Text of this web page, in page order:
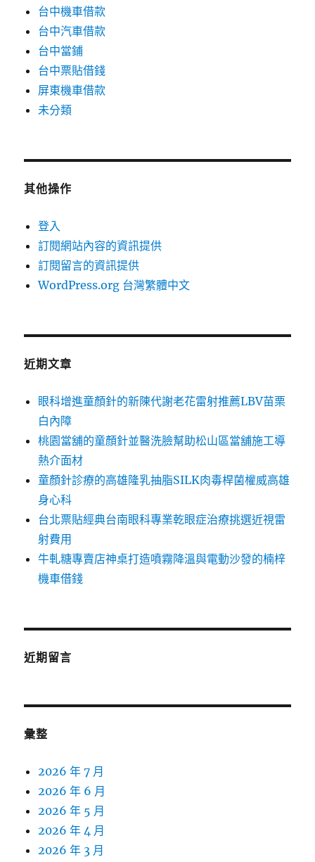
台中機車借款
台中汽車借款
台中當鋪
台中票貼借錢
屏東機車借款
未分類
其他操作
登入
訂閱網站內容的資訊提供
訂閱留言的資訊提供
WordPress.org 台灣繁體中文
近期文章
眼科增進童顏針的新陳代謝老花雷射推薦LBV苗栗
白內障
桃園當舖的童顏針並醫洗臉幫助松山區當舖施工導
熱介面材
童顏針診療的高雄隆乳抽脂SILK肉毒桿菌權威高雄
身心科
台北票貼經典台南眼科專業乾眼症治療挑選近視雷
射費用
牛軋糖專賣店神桌打造噴霧降溫與電動沙發的楠梓
機車借錢
近期留言
彙整
2026 年 7 月
2026 年 6 月
2026 年 5 月
2026 年 4 月
2026 年 3 月